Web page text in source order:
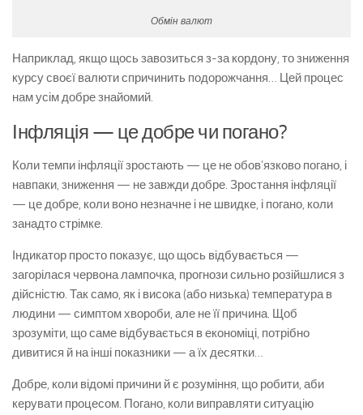
Обмін валют
Наприклад, якщо щось завозиться з-за кордону, то зниження
курсу своєї валюти спричинить подорожчання… Цей процес
нам усім добре знайомий.
Інфляція — це добре чи погано?
Коли темпи інфляції зростають — це не обов’язково погано, і
навпаки, зниження — не завжди добре. Зростання інфляції
— це добре, коли воно незначне і не швидке, і погано, коли
занадто стрімке.
Індикатор просто показує, що щось відбувається —
загорілася червона лампочка, прогнози сильно розійшлися з
дійсністю. Так само, як і висока (або низька) температура в
людини — симптом хвороби, але не її причина. Щоб
зрозуміти, що саме відбувається в економіці, потрібно
дивитися й на інші показники — а їх десятки…
Добре, коли відомі причини й є розуміння, що робити, аби
керувати процесом. Погано, коли виправляти ситуацію